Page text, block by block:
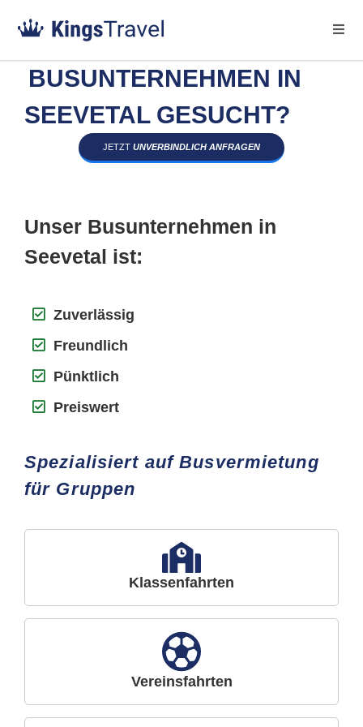
BUSUNTERNEHMEN IN
SEEVETAL GESUCHT?
JETZT UNVERBINDLICH ANFRAGEN
Unser Busunternehmen in
Seevetal ist:
Zuverlässig
Freundlich
Pünktlich
Preiswert
Spezialisiert auf Busvermietung
für Gruppen
Klassenfahrten
Vereinsfahrten